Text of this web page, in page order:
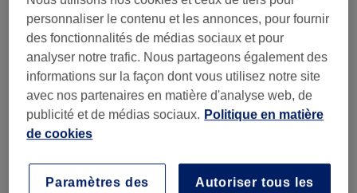
110€ (3)
110 €
Détatouage Sourcils 30min 110€ (1) 110 €
Femme - Épilation Au Fil (1) à partir de 7 €
Beauté Du Regard
personnaliser le contenu et les annonces, pour fournir
des fonctionnalités de médias sociaux et pour
analyser notre trafic. Nous partageons également des
informations sur la façon dont vous utilisez notre site
avec nos partenaires en matière d'analyse web, de
publicité et de médias sociaux. Politique en matière
de cookies
Autoriser tous les
Paramètres des